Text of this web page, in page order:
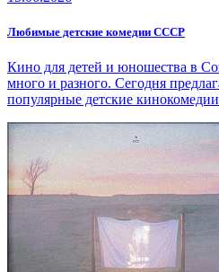
Любимые детские комедии СССР
Кино для детей и юношества в
много и разного. Сегодня
популярные детские